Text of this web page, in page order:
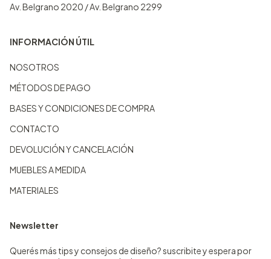
Av. Belgrano 2020 / Av. Belgrano 2299
INFORMACIÓN ÚTIL
NOSOTROS
MÉTODOS DE PAGO
BASES Y CONDICIONES DE COMPRA
CONTACTO
DEVOLUCIÓN Y CANCELACIÓN
MUEBLES A MEDIDA
MATERIALES
Newsletter
Querés más tips y consejos de diseño? suscribite y espera por